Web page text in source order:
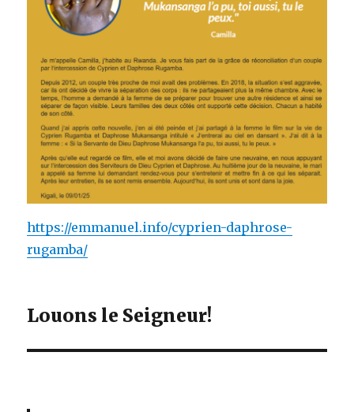
https://emmanuel.info/cyprien-daphrose-
rugamba/
Louons le Seigneur!